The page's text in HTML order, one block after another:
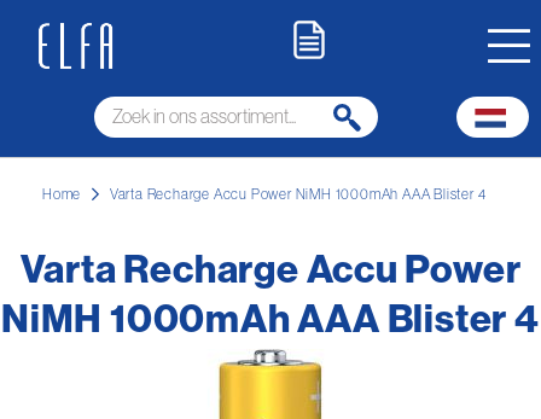
Home Varta Recharge Accu Power NiMH 1000mAh AAA Blister 4
Varta Recharge Accu Power
NiMH 1000mAh AAA Blister 4